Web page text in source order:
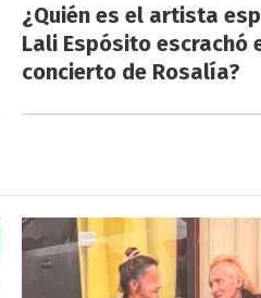
¿Quién es el artista
Lali Espósito escrachó
concierto de Rosalía?